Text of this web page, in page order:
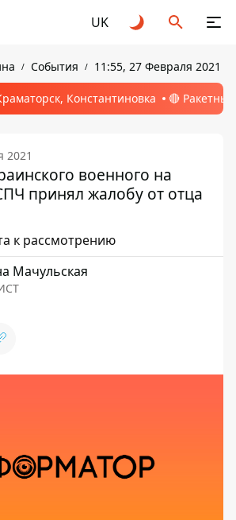
UK
События 11:55, 27 Февраля 2021
Константиновка 🔴
2021
военного на
принял жалобу от отца
к рассмотрению
Мачульская